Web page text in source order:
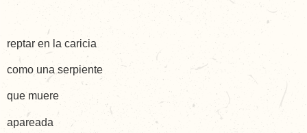
reptar en la caricia
como una serpiente
que muere
apareada